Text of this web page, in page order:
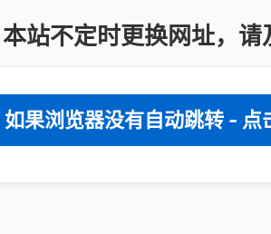
站不定时更换网址，
如果浏览器没有自动跳转 - 点